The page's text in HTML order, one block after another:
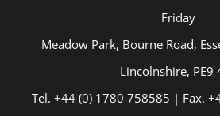
Friday
Meadow Park, Bourne Road,
Lincolnshire, PE9
Tel. +44 (0) 1780 758585 | Fax.